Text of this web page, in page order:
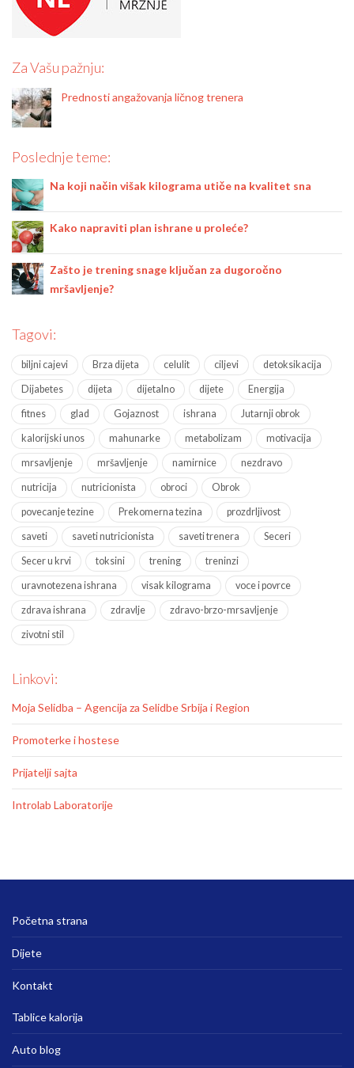
Za Vašu pažnju:
Prednosti angažovanja ličnog trenera
Poslednje teme:
Na koji način višak kilograma utiče na kvalitet sna
Kako napraviti plan ishrane u proleće?
Zašto je trening snage ključan za dugoročno
mršavljenje?
Tagovi:
biljni cajevi Brza dijeta celulit ciljevi detoksikacija
Dijabetes dijeta dijetalno dijete Energija
fitnes glad Gojaznost ishrana Jutarnji obrok
kalorijski unos mahunarke metabolizam motivacija
mrsavljenje mršavljenje namirnice nezdravo
nutricija nutricionista obroci Obrok
povecanje tezine Prekomerna tezina prozdrljivost
saveti saveti nutricionista saveti trenera Seceri
Secer u krvi toksini trening treninzi
uravnotezena ishrana visak kilograma voce i povrce
zdrava ishrana zdravlje zdravo-brzo-mrsavljenje
zivotni stil
Linkovi:
Moja Selidba – Agencija za Selidbe Srbija i Region
Promoterke i hostese
Prijatelji sajta
Introlab Laboratorije
Početna strana
Dijete
Kontakt
Tablice kalorija
Auto blog